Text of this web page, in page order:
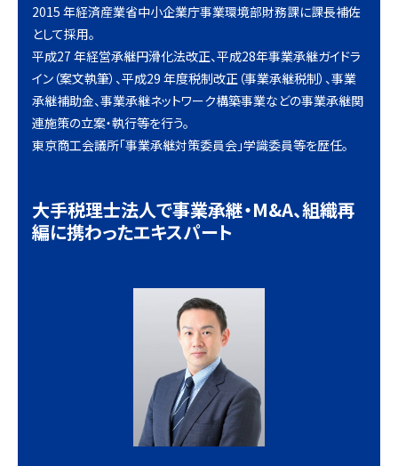
2015 年経済産業省中小企業庁事業環境部財務課に課長補佐
として採用。
平成27 年経営承継円滑化法改正、平成28年事業承継ガイドラ
イン（案文執筆）、平成29 年度税制改正（事業承継税制）、事業
承継補助金、事業承継ネットワーク構築事業などの事業承継関
連施策の立案・執行等を行う。
東京商工会議所「事業承継対策委員会」学識委員等を歴任。
大手税理士法人で事業承継・M&A、組織再
編に携わったエキスパート